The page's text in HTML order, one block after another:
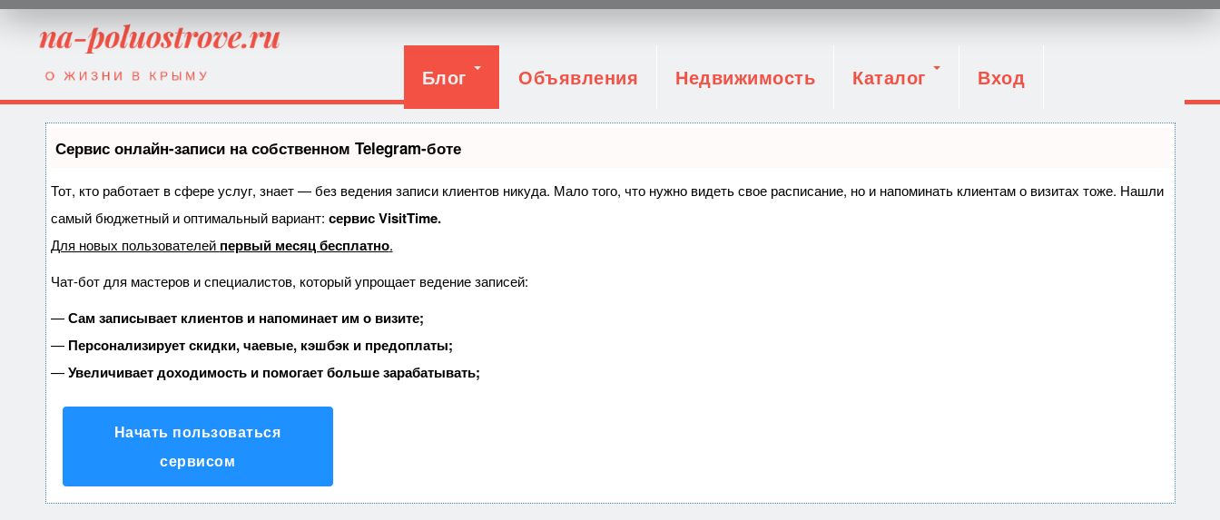
Блог Объявления Недвижимость Каталог Вход
Сервис онлайн-записи на собственном Telegram-боте
Тот, кто работает в сфере услуг, знает — без ведения записи клиентов никуда. Мало того, что нужно видеть свое расписание, но и напоминать клиентам о визитах тоже. Нашли
самый бюджетный и оптимальный вариант: сервис VisitTime.
Для новых пользователей первый месяц бесплатно.
Чат-бот для мастеров и специалистов, который упрощает ведение записей:
—Сам записывает клиентов и напоминает им о визите;
— Персонализирует скидки, чаевые, кэшбэк и предоплаты;
—Увеличивает доходимость и помогает больше зарабатывать;
Начать пользоваться
сервисом